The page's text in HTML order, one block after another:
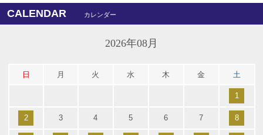
CALENDAR カレンダー
2026年08月
日 月 火 水 木 金 土
1
2 3 4 5 6 7 8